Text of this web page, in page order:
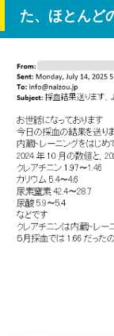
た、ほとんど